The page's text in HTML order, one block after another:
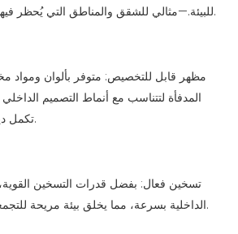
للبيئة.—مثالي للشقق والمناطق التي يُحظر فيها حرق الأخشاب التقليدي.
مظهر قابل للتخصيص: متوفر بألوان ومواد
المدفأة لتتناسب مع أنماط التصميم
تكمل ديكور منزلك بشكل جميل.
تسخين فعال: بفضل قدرات التسخين
الداخلية بسرعة، مما يخلق بيئة مريحة للتجمعات العائلية أو الاسترخاء.